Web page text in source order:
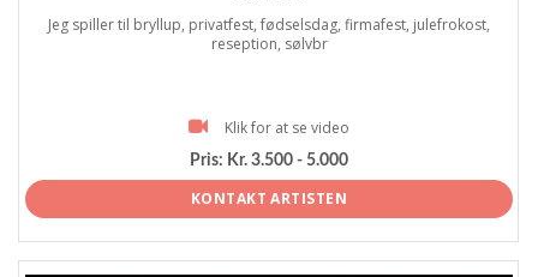
Jeg spiller til bryllup, privatfest, fødselsdag, firmafest, julefrokost,
reseption, sølvbr
Klik for at se video
Pris: Kr. 3.500 - 5.000
KONTAKT ARTISTEN